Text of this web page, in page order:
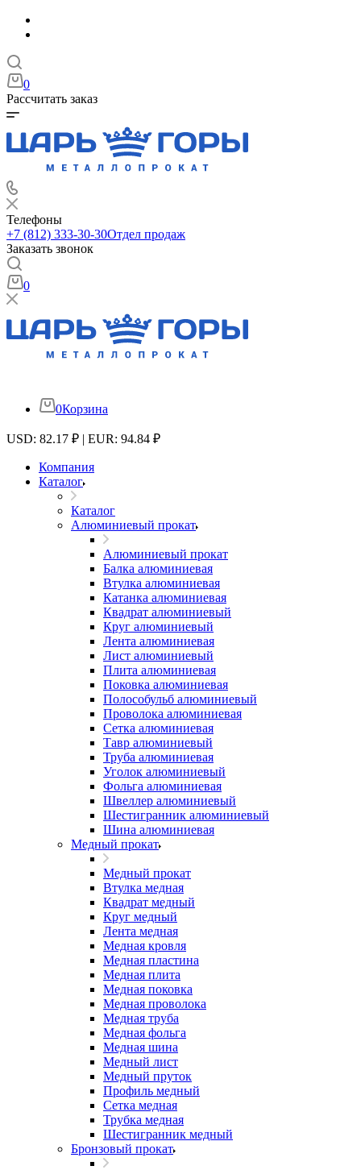
0
Рассчитать заказ
Телефоны
+7 (812) 333-30-30Отдел продаж
Заказать звонок
0
0Корзина
USD: 82.17 ₽ | EUR: 94.84 ₽
Компания
Каталог
Каталог
Алюминиевый прокат
Алюминиевый прокат
Балка алюминиевая
Втулка алюминиевая
Катанка алюминиевая
Квадрат алюминиевый
Круг алюминиевый
Лента алюминиевая
Лист алюминиевый
Плита алюминиевая
Поковка алюминиевая
Полособульб алюминиевый
Проволока алюминиевая
Сетка алюминиевая
Тавр алюминиевый
Труба алюминиевая
Уголок алюминиевый
Фольга алюминиевая
Швеллер алюминиевый
Шестигранник алюминиевый
Шина алюминиевая
Медный прокат
Медный прокат
Втулка медная
Квадрат медный
Круг медный
Лента медная
Медная кровля
Медная пластина
Медная плита
Медная поковка
Медная проволока
Медная труба
Медная фольга
Медная шина
Медный лист
Медный пруток
Профиль медный
Сетка медная
Трубка медная
Шестигранник медный
Бронзовый прокат